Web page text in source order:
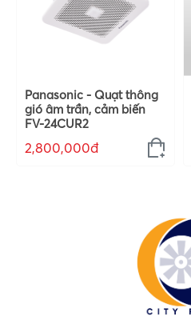
Panasonic - Quạt thông
gió âm trần, cảm biến
FV-24CUR2
2,800,000đ